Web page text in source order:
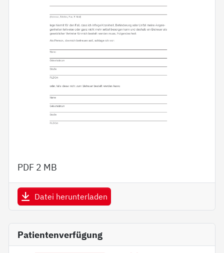
PDF 2 MB
Datei herunterladen
Patientenverfügung